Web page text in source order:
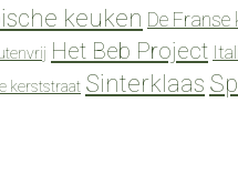
keuken De Franse
Het Beb Project
kerststraat Sinterklaas